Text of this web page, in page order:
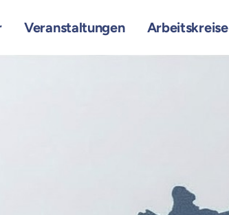
Veranstaltungen Arbeitskreise